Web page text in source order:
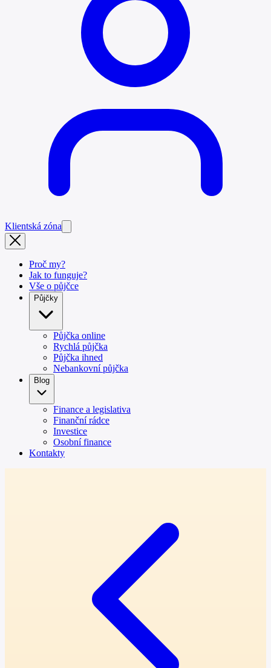
Klientská zóna
Proč my?
Jak to funguje?
Vše o půjčce
Půjčky
Půjčka online
Rychlá půjčka
Půjčka ihned
Nebankovní půjčka
Blog
Finance a legislativa
Finanční rádce
Investice
Osobní finance
Kontakty